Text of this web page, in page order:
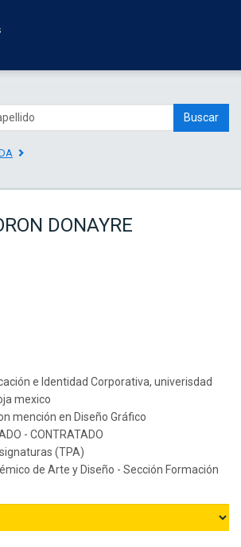
Buscar
DONAYRE
e Identidad Corporativa, univerisdad
mexico
mención en Diseño Gráfico
- CONTRATADO
(TPA)
de Arte y Diseño - Sección Formación